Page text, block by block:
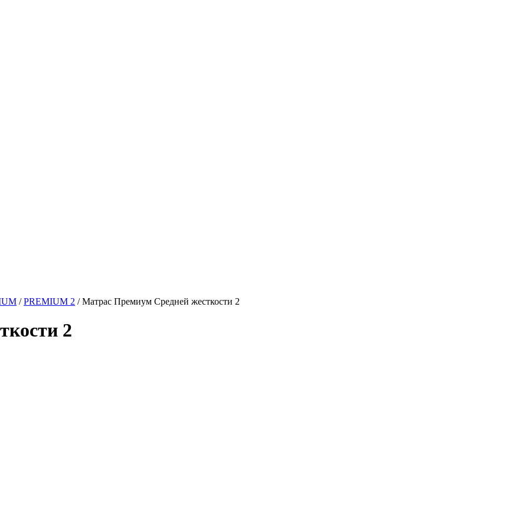
/ PREMIUM 2 / Матрас Премиум Средней жесткости 2
2